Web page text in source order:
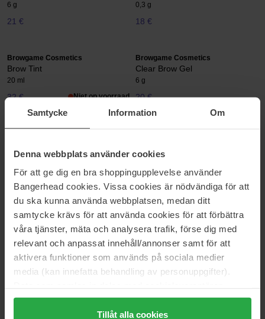
Samtycke Information Om
Denna webbplats använder cookies
För att ge dig en bra shoppingupplevelse använder
Bangerhead cookies. Vissa cookies är nödvändiga för att
du ska kunna använda webbplatsen, medan ditt
samtycke krävs för att använda cookies för att förbättra
våra tjänster, mäta och analysera trafik, förse dig med
relevant och anpassat innehåll/annonser samt för att
aktivera funktioner som används på sociala medier
media (kan innefatta behandling av personuppgifter).
Genom att trycka på "Tillåt alla cookies" accepterar du
alla cookies, medan du under "Detaljer" kan anpassa
Tillåt alla cookies
6 g
21 €
0,3 g
18 €
Browgame Cosmetics
Brow Tint
20 ml
32 € Niet op voorraad
Browgame Cosmetics
Clear Brow Gel
6 g
20 €
15 ml
24 €
Brow Styling Soap
20 €
Eye Brow Definer
1,0 g
18 €
Dream Brows Dual Definer
7 g
24 €